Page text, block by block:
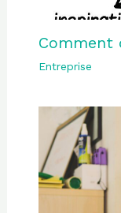
Comment
Entreprise